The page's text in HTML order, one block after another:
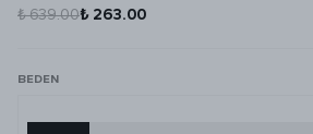
₺ 639.00₺ 263.00
BEDEN